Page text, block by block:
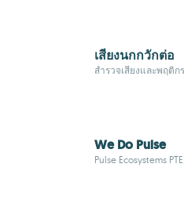
เสียงนกกวักต่อ
สำรวจเสียงและพฤติ
We Do Pulse
Pulse Ecosystems